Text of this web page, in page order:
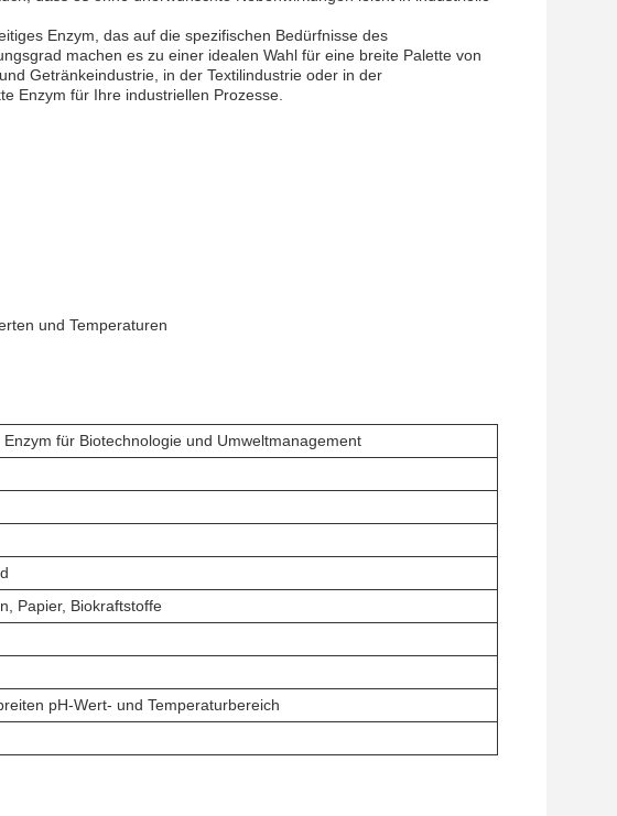
Enzym, das auf die spezifischen Bedürfnisse des
machen es zu einer idealen Wahl für eine breite Palette von
Getränkeindustrie, in der Textilindustrie oder in der
Enzym für Ihre industriellen Prozesse.
und Temperaturen
für Biotechnologie und Umweltmanagement
Papier, Biokraftstoffe
pH-Wert- und Temperaturbereich